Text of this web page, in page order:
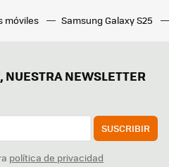
móviles Samsung Galaxy S25
NEWSLETTER
SUSCRIBIR
política de privacidad